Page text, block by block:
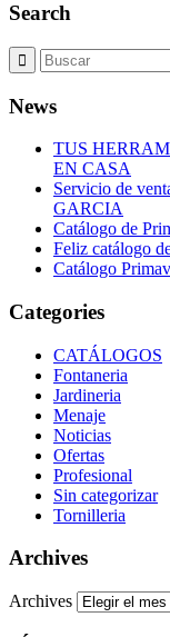
Search
News
TUS
EN CASA
Servicio de
GARCIA
Catálogo de
Feliz catálogo
Catálogo
Categories
CATÁLOGOS
Fontaneria
Jardineria
Menaje
Noticias
Ofertas
Profesional
Sin categorizar
Tornilleria
Archives
Archives